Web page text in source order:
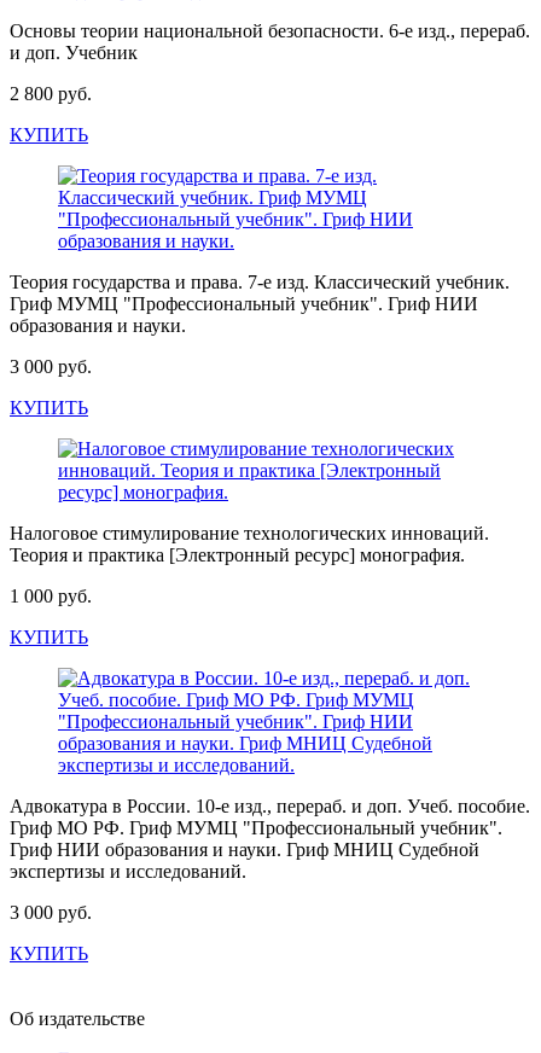
Основы теории национальной безопасности. 6-е изд., перераб.
и доп. Учебник
2 800 руб.
КУПИТЬ
Теория государства и права. 7-е изд. Классический учебник.
Гриф МУМЦ "Профессиональный учебник". Гриф НИИ
образования и науки.
3 000 руб.
КУПИТЬ
Налоговое стимулирование технологических инноваций.
Теория и практика [Электронный ресурс] монография.
1 000 руб.
КУПИТЬ
Адвокатура в России. 10-е изд., перераб. и доп. Учеб. пособие.
Гриф МО РФ. Гриф МУМЦ "Профессиональный учебник".
Гриф НИИ образования и науки. Гриф МНИЦ Судебной
экспертизы и исследований.
3 000 руб.
КУПИТЬ
Об издательстве